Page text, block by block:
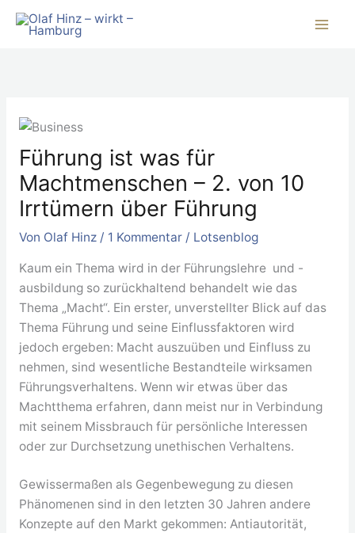
Zum
Inhalt
Führung ist was für
Machtmenschen – 2. von 10
Irrtümern über Führung
Von Olaf Hinz / 1 Kommentar / Lotsenblog
Kaum ein Thema wird in der Führungslehre und -
ausbildung so zurückhaltend behandelt wie das
Thema „Macht“. Ein erster, unverstellter Blick auf das
Thema Führung und seine Einflussfaktoren wird
jedoch ergeben: Macht auszuüben und Einfluss zu
nehmen, sind wesentliche Bestandteile wirksamen
Führungsverhaltens. Wenn wir etwas über das
Machtthema erfahren, dann meist nur in Verbindung
mit seinem Missbrauch für persönliche Interessen
oder zur Durchsetzung unethischen Verhaltens.
Gewissermaßen als Gegenbewegung zu diesen
Phänomenen sind in den letzten 30 Jahren andere
Konzepte auf den Markt gekommen: Antiautorität,